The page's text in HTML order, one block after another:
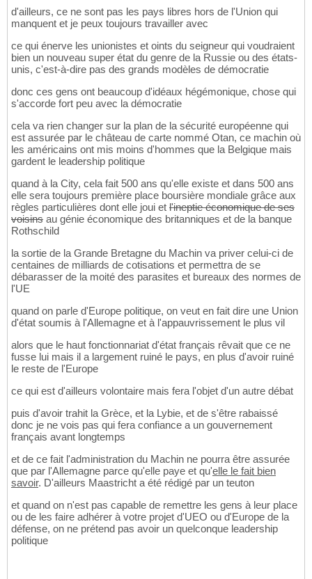
d'ailleurs, ce ne sont pas les pays libres hors de l'Union qui
manquent et je peux toujours travailler avec
ce qui énerve les unionistes et oints du seigneur qui voudraient
bien un nouveau super état du genre de la Russie ou des états-
unis, c'est-à-dire pas des grands modèles de démocratie
donc ces gens ont beaucoup d'idéaux hégémonique, chose qui
s'accorde fort peu avec la démocratie
cela va rien changer sur la plan de la sécurité européenne qui
est assurée par le château de carte nommé Otan, ce machin où
les américains ont mis moins d'hommes que la Belgique mais
gardent le leadership politique
quand à la City, cela fait 500 ans qu'elle existe et dans 500 ans
elle sera toujours première place boursière mondiale grâce aux
règles particulières dont elle joui et l'ineptie économique de ses
voisins au génie économique des britanniques et de la banque
Rothschild
la sortie de la Grande Bretagne du Machin va priver celui-ci de
centaines de milliards de cotisations et permettra de se
débarasser de la moité des parasites et bureaux des normes de
l'UE
quand on parle d'Europe politique, on veut en fait dire une Union
d'état soumis à l'Allemagne et à l'appauvrissement le plus vil
alors que le haut fonctionnariat d'état français rêvait que ce ne
fusse lui mais il a largement ruiné le pays, en plus d'avoir ruiné
le reste de l'Europe
ce qui est d'ailleurs volontaire mais fera l'objet d'un autre débat
puis d'avoir trahit la Grèce, et la Lybie, et de s'être rabaissé
donc je ne vois pas qui fera confiance a un gouvernement
français avant longtemps
et de ce fait l'administration du Machin ne pourra être assurée
que par l'Allemagne parce qu'elle paye et qu'elle le fait bien
savoir. D'ailleurs Maastricht a été rédigé par un teuton
et quand on n'est pas capable de remettre les gens à leur place
ou de les faire adhérer à votre projet d'UEO ou d'Europe de la
défense, on ne prétend pas avoir un quelconque leadership
politique